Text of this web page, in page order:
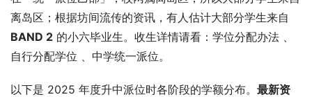
BAND 2 的小六毕业生。收生详情请看：学位分配办法 、
自行分配学位 、中学统一派位。
以下是 2025 年度升中派位时各阶段的学额分布。 最新资